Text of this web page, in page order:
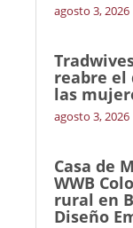
agosto 3, 2026
reabre el
las
agosto 3, 2026
Casa de
WWB
rural en
Diseño